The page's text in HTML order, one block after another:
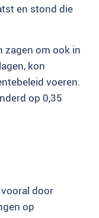
en stond die
zagen om ook in
kon
voeren.
op 0,35
door
op